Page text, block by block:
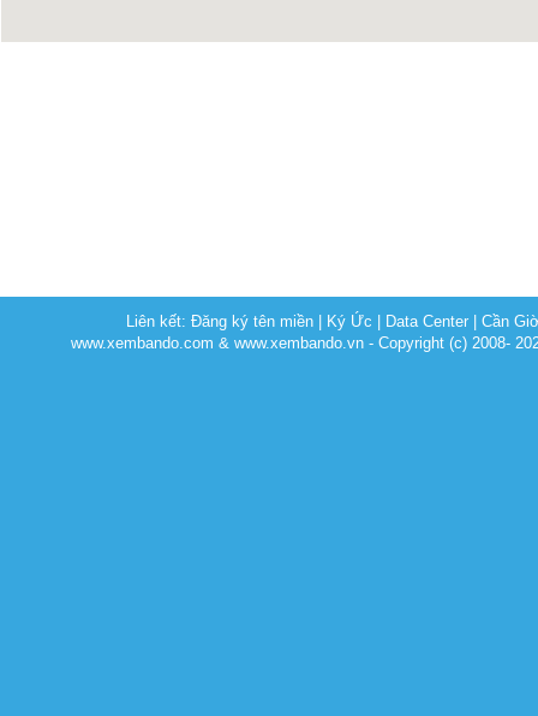
Liên kết:Đăng ký tên miền Ký Ức Data Center |Cần
www.xembando.com & www.xembando.vn - Copyright (c) 2008-